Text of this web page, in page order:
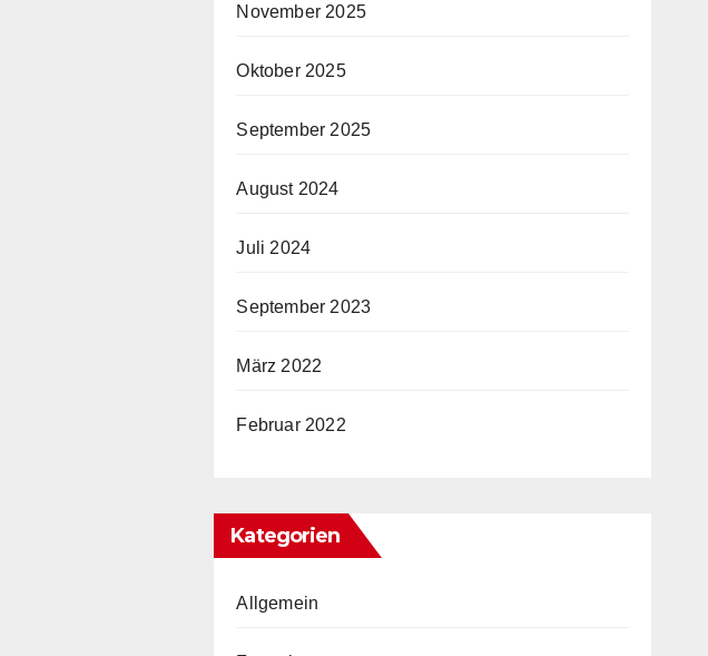
November 2025
Oktober 2025
September 2025
August 2024
Juli 2024
September 2023
März 2022
Februar 2022
Kategorien
Allgemein